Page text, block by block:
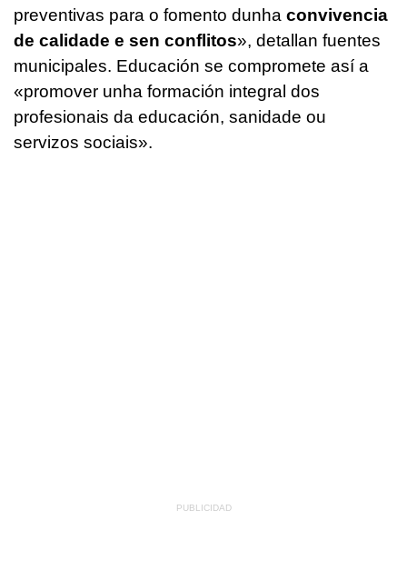
preventivas para o fomento dunha convivencia
de calidade e sen conflitos», detallan fuentes
municipales. Educación se compromete así a
«promover unha formación integral dos
profesionais da educación, sanidade ou
servizos sociais».